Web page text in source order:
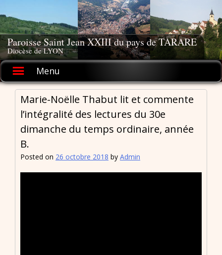
to
content
Paroisse Saint Jean XXIII du pays de TARARE
Diocèse de LYON
Menu
Marie-Noëlle Thabut lit et commente
l’intégralité des lectures du 30e
dimanche du temps ordinaire, année
B.
Posted on 26 octobre 2018 by Admin